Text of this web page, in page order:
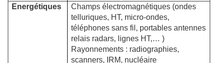
Energétiques
Champs électromagnétiques (ondes
telluriques, HT, micro-ondes,
téléphones sans fil, portables antennes
relais radars, lignes HT,… )
Rayonnements : radiographies,
scanners, IRM, nucléaire